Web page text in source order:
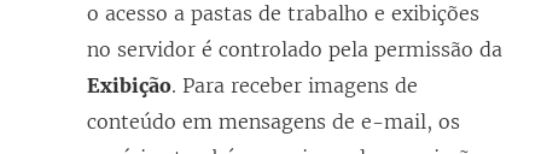
o acesso a pastas de trabalho e exibições
no servidor é controlado pela permissão da
Exibição. Para receber imagens de
conteúdo em mensagens de e-mail, os